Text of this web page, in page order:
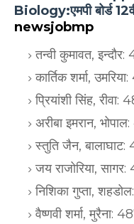
Biology:एमपी बोर्ड
newsjobmp
तन्वी कुमावत, इन्दौर:
कार्तिक शर्मा,
प्रियांशी सिंह, रीवा:
अरीबा इमरान,
स्तुति जैन,
जय राजोरिया,
निशिका गुप्ता,
वैष्णवी शर्मा, मुरैना: